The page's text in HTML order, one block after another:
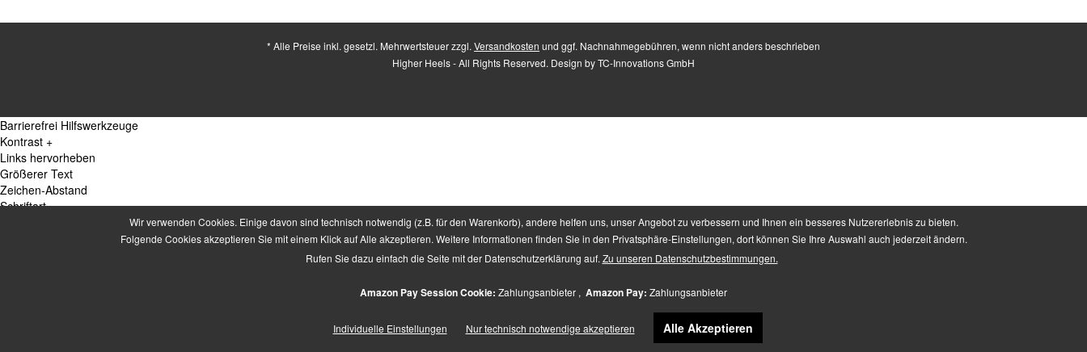
* Alle Preise inkl. gesetzl. Mehrwertsteuer zzgl. Versandkosten und ggf. Nachnahmegebühren, wenn nicht anders beschrieben
Higher Heels - All Rights Reserved. Design byTC-Innovations GmbH
Wir verwenden Cookies. Einige davon sind technisch notwendig (z.B. für den Warenkorb), andere helfen uns, unser Angebot zu verbessern und Ihnen ein besseres Nutzererlebnis zu bieten.
Folgende Cookies akzeptieren Sie mit einem Klick auf Alle akzeptieren. Weitere Informationen finden Sie in den Privatsphäre-Einstellungen, dort können Sie Ihre Auswahl auch jederzeit ändern.
Rufen Sie dazu einfach die Seite mit der Datenschutzerklärung auf. Zu unseren Datenschutzbestimmungen.
Amazon Pay Session Cookie: Zahlungsanbieter , Amazon Pay: Zahlungsanbieter
Individuelle Einstellungen Nur technisch notwendige akzeptieren Alle Akzeptieren
Barrierefrei Hilfswerkzeuge
Kontrast +
Links hervorheben
Größerer Text
Zeichen-Abstand
Schriftart
Zusätzliche Beschreibung